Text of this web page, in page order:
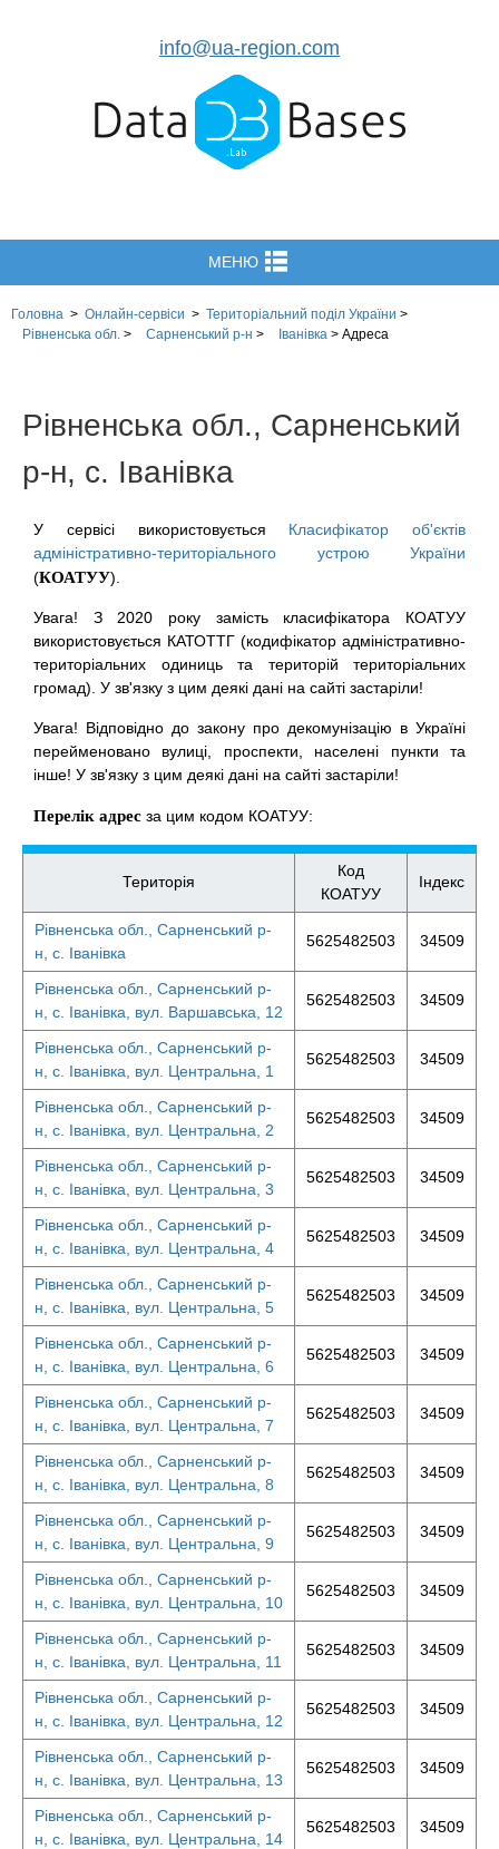
info@ua-region.com
МЕНЮ
Головна > Онлайн-сервіси > Територіальний поділ України >
Рівненська обл. > Сарненський р-н > Іванівка > Адреса
Рівненська обл., Сарненський
р-н, с. Іванівка
У сервісі використовується Класифікатор об'єктів
адміністративно-територіального устрою України
(КОАТУУ).
Увага! З 2020 року замість класифікатора КОАТУУ
використовується КАТОТТГ (кодифікатор адміністративно-
територіальних одиниць та територій територіальних
громад). У зв'язку з цим деякі дані на сайті застаріли!
Увага! Відповідно до закону про декомунізацію в Україні
перейменовано вулиці, проспекти, населені пункти та
інше! У зв'язку з цим деякі дані на сайті застаріли!
Перелік адрес за цим кодом КОАТУУ:
Територія
Код
КОАТУУ
Індекс
Рівненська обл., Сарненський р-
н, с. Іванівка
5625482503 34509
Рівненська обл., Сарненський р-
н, с. Іванівка, вул. Варшавська, 12
5625482503 34509
Рівненська обл., Сарненський р-
н, с. Іванівка, вул. Центральна, 1
5625482503 34509
Рівненська обл., Сарненський р-
н, с. Іванівка, вул. Центральна, 2
5625482503 34509
Рівненська обл., Сарненський р-
н, с. Іванівка, вул. Центральна, 3
5625482503 34509
Рівненська обл., Сарненський р-
н, с. Іванівка, вул. Центральна, 4
5625482503 34509
Рівненська обл., Сарненський р-
н, с. Іванівка, вул. Центральна, 5
5625482503 34509
Рівненська обл., Сарненський р-
н, с. Іванівка, вул. Центральна, 6
5625482503 34509
Рівненська обл., Сарненський р-
н, с. Іванівка, вул. Центральна, 7
5625482503 34509
Рівненська обл., Сарненський р-
н, с. Іванівка, вул. Центральна, 8
5625482503 34509
Рівненська обл., Сарненський р-
н, с. Іванівка, вул. Центральна, 9
5625482503 34509
Рівненська обл., Сарненський р-
н, с. Іванівка, вул. Центральна, 10
5625482503 34509
Рівненська обл., Сарненський р-
н, с. Іванівка, вул. Центральна, 11
5625482503 34509
Рівненська обл., Сарненський р-
н, с. Іванівка, вул. Центральна, 12
5625482503 34509
Рівненська обл., Сарненський р-
н, с. Іванівка, вул. Центральна, 13
5625482503 34509
Рівненська обл., Сарненський р-
н, с. Іванівка, вул. Центральна, 14
5625482503 34509